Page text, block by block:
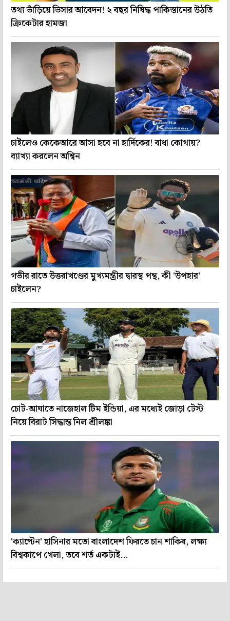
তথ্য ভাঁড়িয়ে ভিসার আবেদন! ২ বছর নিষিদ্ধ পাকিস্তানের উঠতি
ক্রিকেটার হামজা
চাইলেও কেকেআরে আসা হবে না হার্দিকের! বাধা কোথায়?
ব্যাখ্যা করলেন অশ্বিন
গভীর রাতে উত্তরাখণ্ডের মুখ্যমন্ত্রীর দ্বারস্থ পন্থ, কী 'উপহার'
চাইলেন?
চোট-আঘাতে নাজেহাল টিম ইন্ডিয়া, এর মধ্যেই জোড়া টেস্ট
নিয়ে বিরাট সিদ্ধান্ত নিল শ্রীলঙ্কা
'ক্যাপ্টেন' হাসিনার মতো বাংলাদেশ ফিরতে চান শাকিব, লক্ষ্য
বিশ্বকাপে খেলা, তবে শর্ত একটাই...